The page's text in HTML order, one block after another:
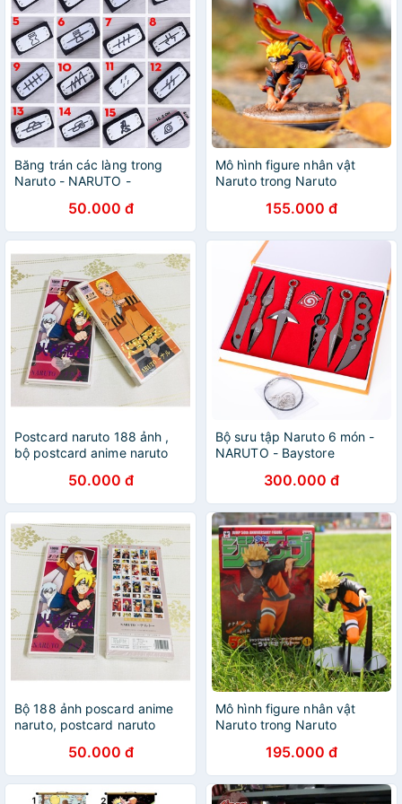
Băng trán các làng trong
Naruto - NARUTO -
50.000 đ
Mô hình figure nhân vật
Naruto trong Naruto
155.000 đ
Postcard naruto 188 ảnh ,
bộ postcard anime naruto
50.000 đ
Bộ sưu tập Naruto 6 món -
NARUTO - Baystore
300.000 đ
Bộ 188 ảnh poscard anime
naruto, postcard naruto
50.000 đ
Mô hình figure nhân vật
Naruto trong Naruto
195.000 đ